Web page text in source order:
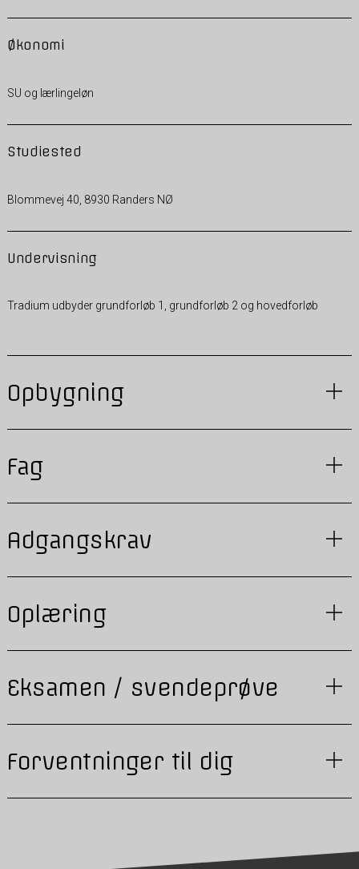
Økonomi
SU og lærlingeløn
Studiested
Blommevej 40, 8930 Randers NØ
Undervisning
Tradium udbyder grundforløb 1, grundforløb 2 og hovedforløb
Opbygning
Fag
Adgangskrav
Oplæring
Eksamen / svendeprøve
Forventninger til dig